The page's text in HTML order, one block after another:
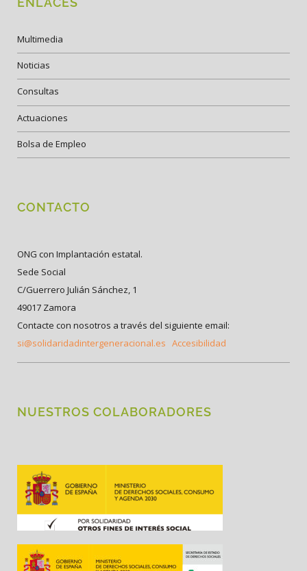
Multimedia
Noticias
Consultas
Actuaciones
Bolsa de Empleo
CONTACTO
ONG con Implantación estatal.
Sede Social
C/Guerrero Julián Sánchez, 1
49017 Zamora
Contacte con nosotros a través del siguiente email:
si@solidaridadintergeneracional.es Accesibilidad
NUESTROS COLABORADORES